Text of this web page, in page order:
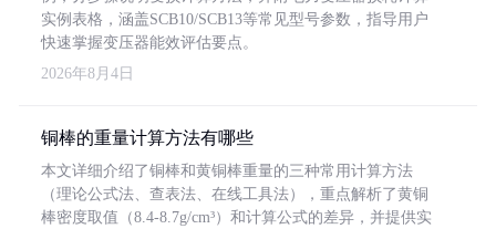
实例表格，涵盖SCB10/SCB13等常见型号参数，指导用户
快速掌握变压器能效评估要点。
2026年8月4日
铜棒的重量计算方法有哪些
本文详细介绍了铜棒和黄铜棒重量的三种常用计算方法
（理论公式法、查表法、在线工具法），重点解析了黄铜
棒密度取值（8.4-8.7g/cm³）和计算公式的差异，并提供实